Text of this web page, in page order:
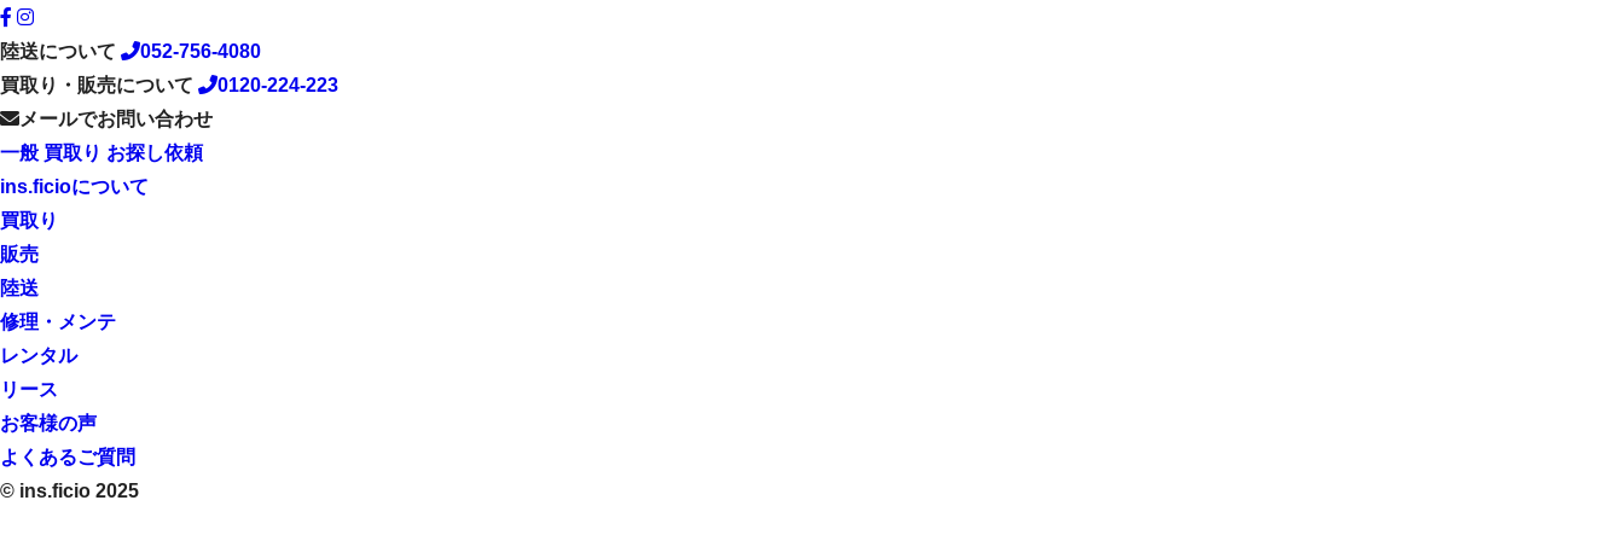
陸送について
052-756-4080
買取り・販売について
0120-224-223
メールでお問い合わせ
一般 買取り お探し依頼
ins.ficioについて
買取り
販売
陸送
修理・メンテ
レンタル
リース
お客様の声
よくあるご質問
© ins.ficio 2025